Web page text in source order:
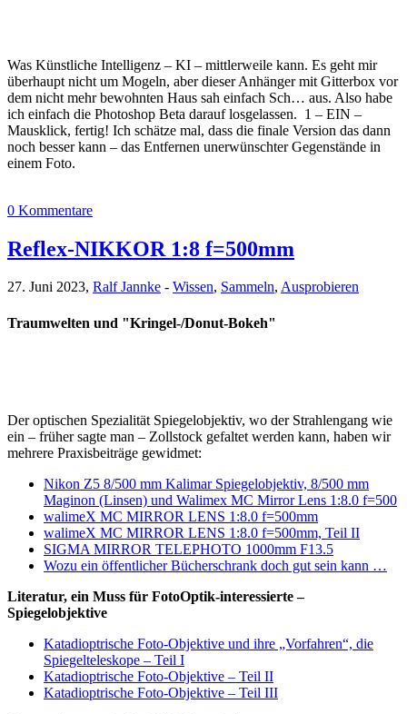
Was Künstliche Intelligenz – KI – mittlerweile kann. Es geht mir
überhaupt nicht um Mogeln, aber dieser Anhänger mit Gitterbox vor
dem nicht mehr bewohnten Haus sah einfach Sch… aus. Also habe
ich einfach die Photoshop Beta darauf losgelassen. 1 – EIN –
Mausklick, fertig! Ich schätze mal, dass die finale Version das dann
noch besser kann – das Entfernen unerwünschter Gegenstände in
einem Foto.
0 Kommentare
Reflex-NIKKOR 1:8 f=500mm
27. Juni 2023, Ralf Jannke - Wissen, Sammeln, Ausprobieren
Traumwelten und "Kringel-/Donut-Bokeh"
Der optischen Spezialität Spiegelobjektiv, wo der Strahlengang wie
ein – früher sagte man – Zollstock gefaltet werden kann, haben wir
mehrere Praxisbeiträge gewidmet:
Nikon Z5 8/500 mm Kalimar Spiegelobjektiv, 8/500 mm
Maginon (Linsen) und Walimex MC Mirror Lens 1:8.0 f=500
walimeX MC MIRROR LENS 1:8.0 f=500mm
walimeX MC MIRROR LENS 1:8.0 f=500mm, Teil II
SIGMA MIRROR TELEPHOTO 1000mm F13.5
Wozu ein öffentlicher Bücherschrank doch gut sein kann …
Literatur, ein Muss für FotoOptik-interessierte –
Spiegelobjektive
Katadioptrische Foto-Objektive und ihre „Vorfahren“, die
Spiegelteleskope – Teil I
Katadioptrische Foto-Objektive – Teil II
Katadioptrische Foto-Objektive – Teil III